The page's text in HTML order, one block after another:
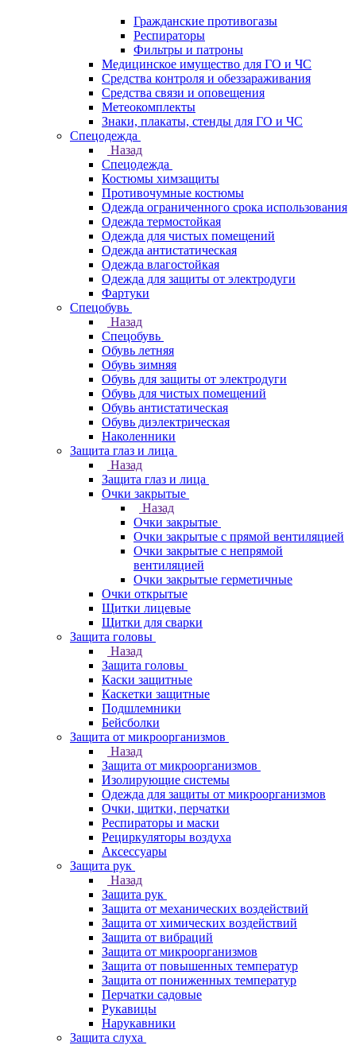
Гражданские противогазы
Респираторы
Фильтры и патроны
Медицинское имущество для ГО и ЧС
Средства контроля и обеззараживания
Средства связи и оповещения
Метеокомплекты
Знаки, плакаты, стенды для ГО и ЧС
Спецодежда
Назад
Спецодежда
Костюмы химзащиты
Противочумные костюмы
Одежда ограниченного срока использования
Одежда термостойкая
Одежда для чистых помещений
Одежда антистатическая
Одежда влагостойкая
Одежда для защиты от электродуги
Фартуки
Спецобувь
Назад
Спецобувь
Обувь летняя
Обувь зимняя
Обувь для защиты от электродуги
Обувь для чистых помещений
Обувь антистатическая
Обувь диэлектрическая
Наколенники
Защита глаз и лица
Назад
Защита глаз и лица
Очки закрытые
Назад
Очки закрытые
Очки закрытые с прямой вентиляцией
Очки закрытые с непрямой
вентиляцией
Очки закрытые герметичные
Очки открытые
Щитки лицевые
Щитки для сварки
Защита головы
Назад
Защита головы
Каски защитные
Каскетки защитные
Подшлемники
Бейсболки
Защита от микроорганизмов
Назад
Защита от микроорганизмов
Изолирующие системы
Одежда для защиты от микроорганизмов
Очки, щитки, перчатки
Респираторы и маски
Рециркуляторы воздуха
Аксессуары
Защита рук
Назад
Защита рук
Защита от механических воздействий
Защита от химических воздействий
Защита от вибраций
Защита от микроорганизмов
Защита от повышенных температур
Защита от пониженных температур
Перчатки садовые
Рукавицы
Нарукавники
Защита слуха